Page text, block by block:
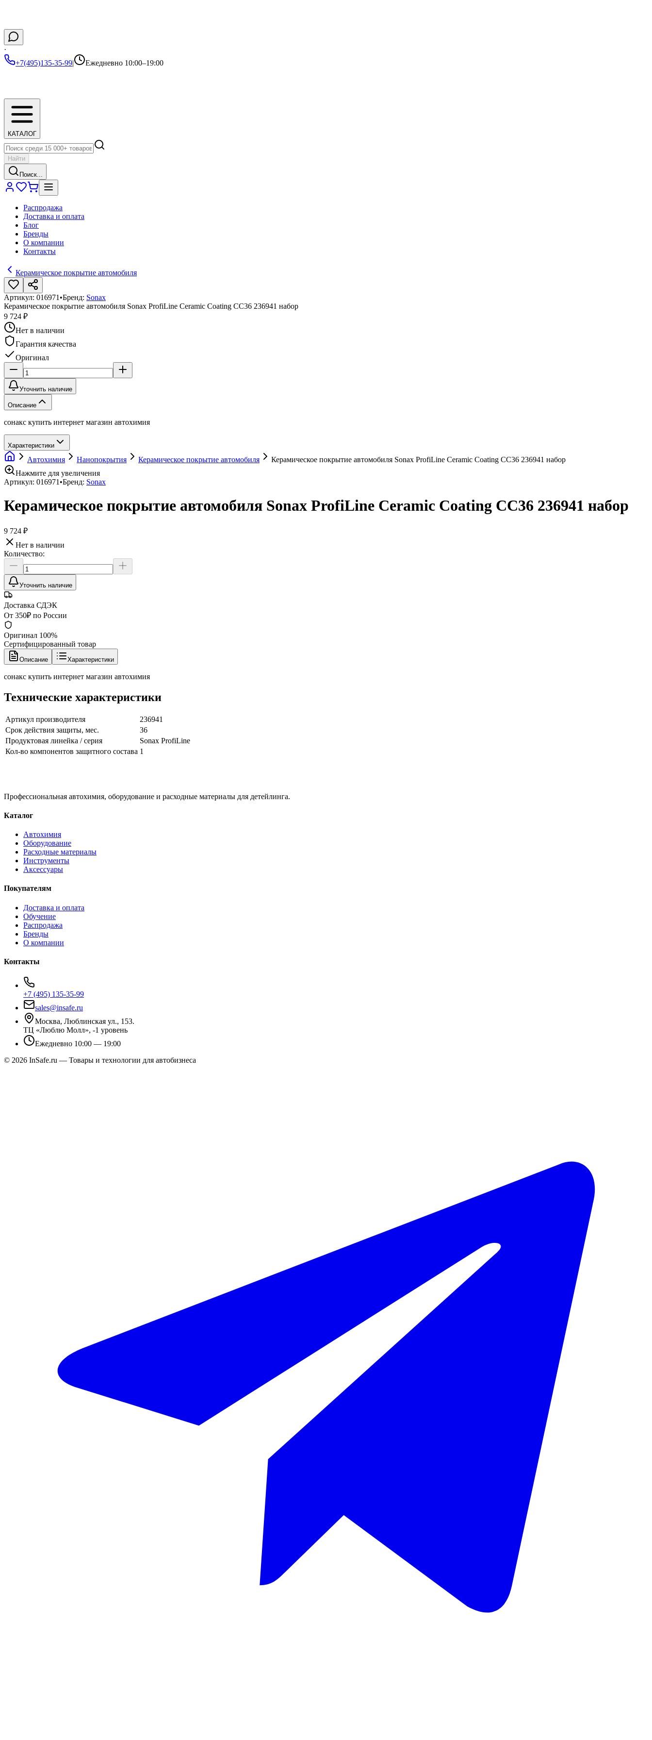
·
+7(495)135-35-99| Ежедневно 10:00–19:00
КАТАЛОГ
Найти
Поиск...
Распродажа
Доставка и оплата
Блог
Бренды
О компании
Контакты
Керамическое покрытие автомобиля
Артикул: 016971 •Бренд: Sonax
Керамическое покрытие автомобиля Sonax ProfiLine Ceramic Coating CC36 236941 набор
9 724 ₽
Нет в наличии
Гарантия качества
Оригинал
Уточнить наличие
Описание
сонакс купить интернет магазин автохимия
Характеристики
Автохимия Нанопокрытия Керамическое покрытие автомобиля
Керамическое покрытие автомобиля Sonax ProfiLine Ceramic Coating CC36 236941 набор
Нажмите для увеличения
Артикул: 016971 •Бренд: Sonax
Керамическое покрытие автомобиля Sonax ProfiLine Ceramic Coating CC36 236941 набор
9 724 ₽
Нет в наличии
Количество:
Уточнить наличие
Доставка СДЭК
От 350₽ по России
Оригинал 100%
Сертифицированный товар
Описание Характеристики
сонакс купить интернет магазин автохимия
Технические характеристики
Артикул производителя
236941
Срок действия защиты, мес.
36
Продуктовая линейка / серия
Sonax ProfiLine
Кол-во компонентов защитного состава 1
Профессиональная автохимия, оборудование и расходные материалы для детейлинга.
Каталог
Автохимия
Оборудование
Расходные материалы
Инструменты
Аксессуары
Покупателям
Доставка и оплата
Обучение
Распродажа
Бренды
О компании
Контакты
+7 (495) 135-35-99
sales@insafe.ru
Москва, Люблинская ул., 153.
ТЦ «Люблю Молл», -1 уровень
Ежедневно 10:00 — 19:00
© 2026 InSafe.ru — Товары и технологии для автобизнеса